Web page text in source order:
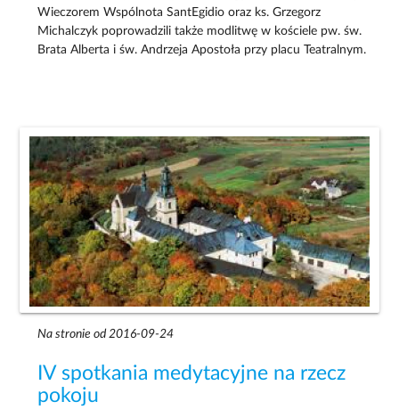
Wieczorem Wspólnota SantEgidio oraz ks. Grzegorz
Michalczyk poprowadzili także modlitwę w kościele pw. św.
Brata Alberta i św. Andrzeja Apostoła przy placu Teatralnym.
Na stronie od 2016-09-24
IV spotkania medytacyjne na rzecz
pokoju